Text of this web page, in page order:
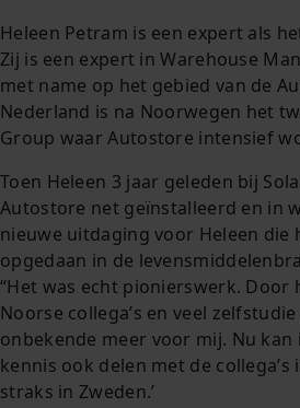
Heleen Petram is een expert als
Zij is een expert in Warehouse
met name op het gebied van de
Nederland is na Noorwegen het
Group waar Autostore intensief
Toen Heleen 3 jaar geleden bij
Autostore net geïnstalleerd en in
nieuwe uitdaging voor Heleen die
opgedaan in de
“Het was echt pionierswerk. Door
Noorse collega’s en veel
onbekende meer voor mij. Nu kan
kennis ook delen met de collega’s
straks in Zweden.’